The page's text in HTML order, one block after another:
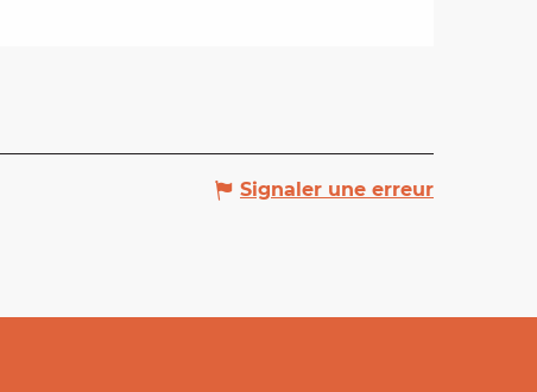
Signaler une erreur